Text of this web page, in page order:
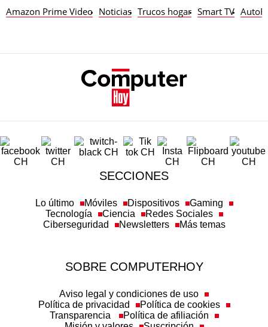
Amazon Prime Video Noticias Trucos hogar Smart TV
SECCIONES
Tecnología
Ciencia
Redes Sociales
Ciberseguridad
Newsletters Más temas
Política de privacidad
Política de cookies
Transparencia
Política de afiliación
Misión y valores
Suscripción
Configuración de cookies